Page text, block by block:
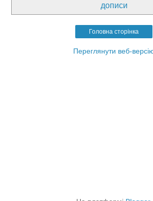
дописи
Головна сторінка
Переглянути веб-